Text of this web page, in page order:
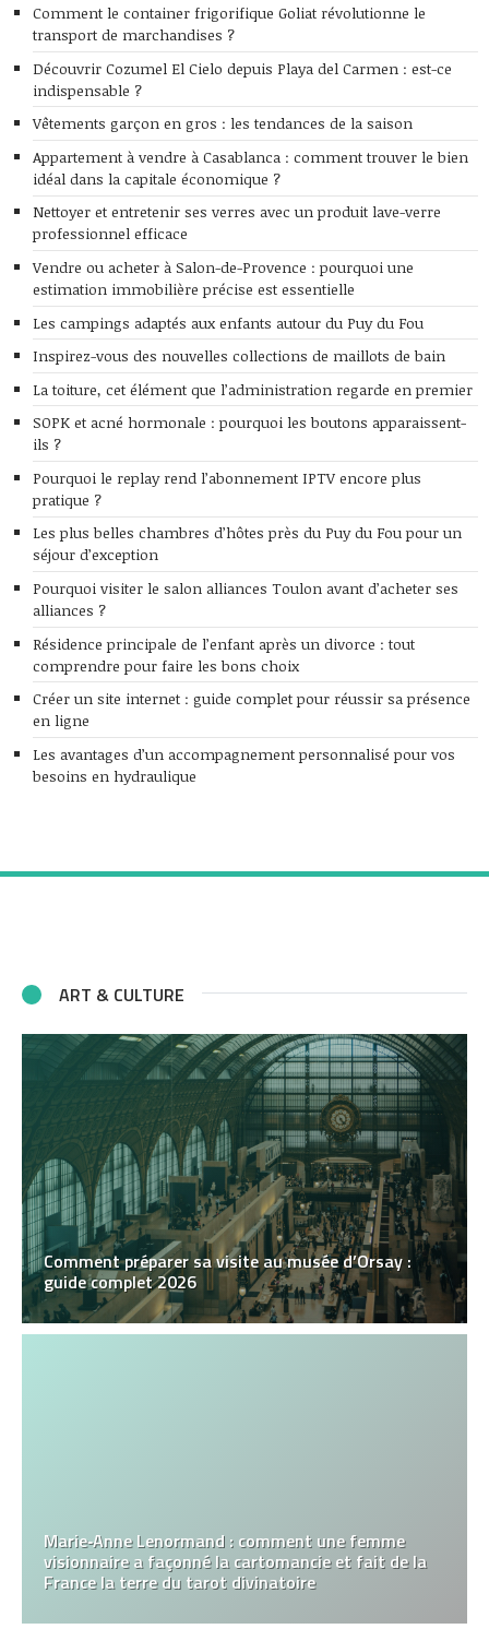
Comment le container frigorifique Goliat révolutionne le
transport de marchandises ?
Découvrir Cozumel El Cielo depuis Playa del Carmen : est-ce
indispensable ?
Vêtements garçon en gros : les tendances de la saison
Appartement à vendre à Casablanca : comment trouver le bien
idéal dans la capitale économique ?
Nettoyer et entretenir ses verres avec un produit lave-verre
professionnel efficace
Vendre ou acheter à Salon-de-Provence : pourquoi une
estimation immobilière précise est essentielle
Les campings adaptés aux enfants autour du Puy du Fou
Inspirez-vous des nouvelles collections de maillots de bain
La toiture, cet élément que l’administration regarde en premier
SOPK et acné hormonale : pourquoi les boutons apparaissent-
ils ?
Pourquoi le replay rend l’abonnement IPTV encore plus
pratique ?
Les plus belles chambres d’hôtes près du Puy du Fou pour un
séjour d’exception
Pourquoi visiter le salon alliances Toulon avant d’acheter ses
alliances ?
Résidence principale de l’enfant après un divorce : tout
comprendre pour faire les bons choix
Créer un site internet : guide complet pour réussir sa présence
en ligne
Les avantages d’un accompagnement personnalisé pour vos
besoins en hydraulique
ART & CULTURE
Comment préparer sa visite au musée d’Orsay :
guide complet 2026
Marie‑Anne Lenormand : comment une femme
visionnaire a façonné la cartomancie et fait de la
France la terre du tarot divinatoire